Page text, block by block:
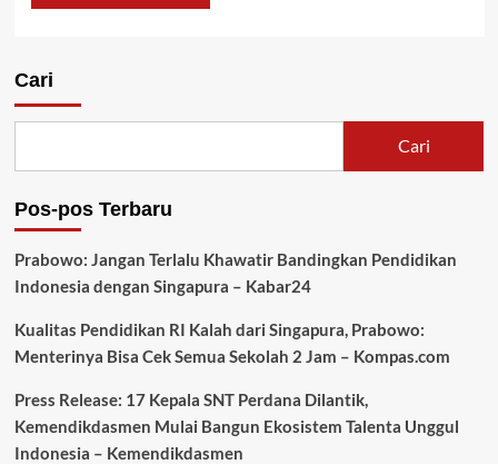
Cari
Cari
Pos-pos Terbaru
Prabowo: Jangan Terlalu Khawatir Bandingkan Pendidikan
Indonesia dengan Singapura – Kabar24
Kualitas Pendidikan RI Kalah dari Singapura, Prabowo:
Menterinya Bisa Cek Semua Sekolah 2 Jam – Kompas.com
Press Release: 17 Kepala SNT Perdana Dilantik,
Kemendikdasmen Mulai Bangun Ekosistem Talenta Unggul
Indonesia – Kemendikdasmen